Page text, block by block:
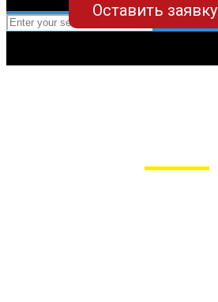
Оставить заявку